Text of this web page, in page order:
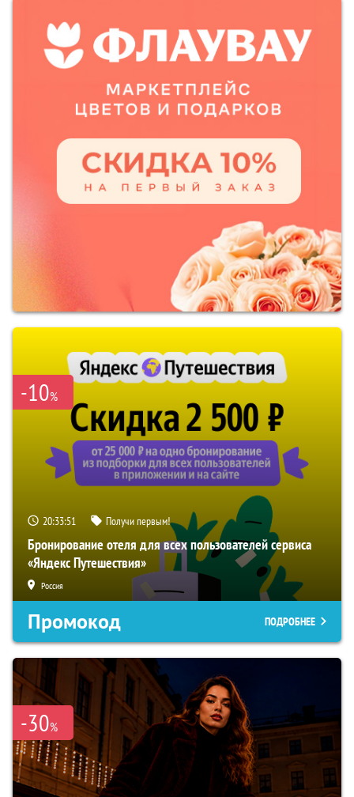
-10%
20:33:50 Получи первым!
Бронирование отеля для всех пользователей сервиса
«Яндекс Путешествия»
Россия
Промокод ПОДРОБНЕЕ
-30%